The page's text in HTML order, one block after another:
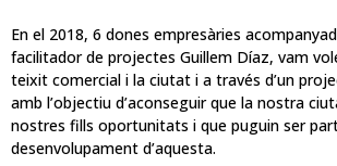
En el 2018, 6 dones empresàries
facilitador de projectes Guillem Díaz, vam
teixit comercial i la ciutat i a través d’un
amb l’objectiu d’aconseguir que la nostra
nostres fills oportunitats i que puguin ser
desenvolupament d’aquesta.